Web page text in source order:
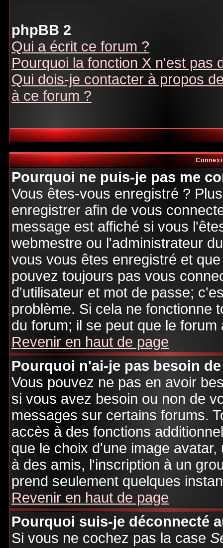
phpBB 2
Qui a écrit ce forum ?
Pourquoi la fonction X n'est pas
Qui dois-je contacter à propos
à ce forum ?
Pourquoi ne puis-je pas me
Vous êtes-vous enregistré ?
enregistrer afin de vous
message est affiché si vous
webmestre ou l'administrateur
vous vous êtes enregistré et
pouvez toujours pas vous
d'utilisateur et mot de passe;
problème. Si cela ne fonctionne
du forum; il se peut que le
Revenir en haut de page
Pourquoi n'ai-je pas besoin
Vous pouvez ne pas en avoir
si vous avez besoin ou non de
messages sur certains forums.
accès à des fonctions
que le choix d'une image
à des amis, l'inscription à un
prend seulement quelques
Revenir en haut de page
Pourquoi suis-je déconnecté
Si vous ne cochez pas la case